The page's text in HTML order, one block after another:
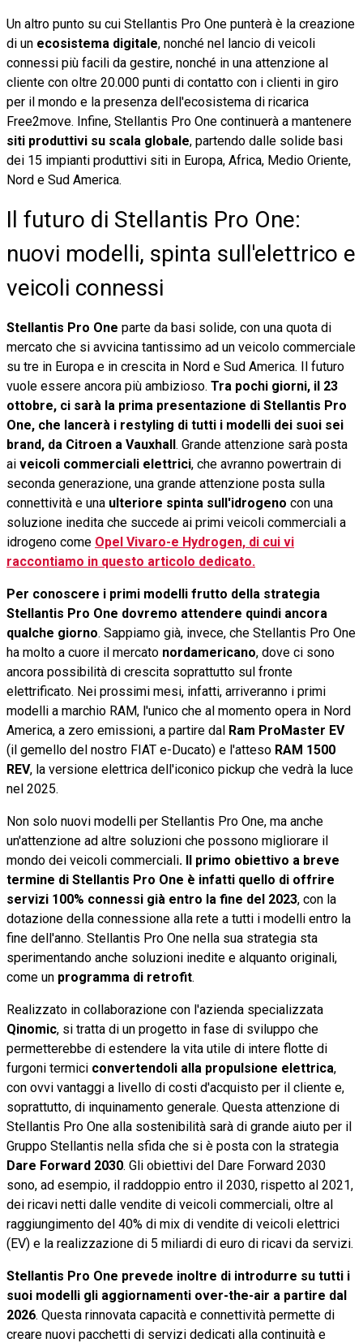
Un altro punto su cui Stellantis Pro One punterà è la creazione
di un ecosistema digitale, nonché nel lancio di veicoli
connessi più facili da gestire, nonché in una attenzione al
cliente con oltre 20.000 punti di contatto con i clienti in giro
per il mondo e la presenza dell'ecosistema di ricarica
Free2move. Infine, Stellantis Pro One continuerà a mantenere
siti produttivi su scala globale, partendo dalle solide basi
dei 15 impianti produttivi siti in Europa, Africa, Medio Oriente,
Nord e Sud America.
Il futuro di Stellantis Pro One:
nuovi modelli, spinta sull'elettrico e
veicoli connessi
Stellantis Pro One parte da basi solide, con una quota di
mercato che si avvicina tantissimo ad un veicolo commerciale
su tre in Europa e in crescita in Nord e Sud America. Il futuro
vuole essere ancora più ambizioso. Tra pochi giorni, il 23
ottobre, ci sarà la prima presentazione di Stellantis Pro
One, che lancerà i restyling di tutti i modelli dei suoi sei
brand, da Citroen a Vauxhall. Grande attenzione sarà posta
ai veicoli commerciali elettrici, che avranno powertrain di
seconda generazione, una grande attenzione posta sulla
connettività e una ulteriore spinta sull'idrogeno con una
soluzione inedita che succede ai primi veicoli commerciali a
idrogeno come Opel Vivaro-e Hydrogen, di cui vi
raccontiamo in questo articolo dedicato.
Per conoscere i primi modelli frutto della strategia
Stellantis Pro One dovremo attendere quindi ancora
qualche giorno. Sappiamo già, invece, che Stellantis Pro One
ha molto a cuore il mercato nordamericano, dove ci sono
ancora possibilità di crescita soprattutto sul fronte
elettrificato. Nei prossimi mesi, infatti, arriveranno i primi
modelli a marchio RAM, l'unico che al momento opera in Nord
America, a zero emissioni, a partire dal Ram ProMaster EV
(il gemello del nostro FIAT e-Ducato) e l'atteso RAM 1500
REV, la versione elettrica dell'iconico pickup che vedrà la luce
nel 2025.
Non solo nuovi modelli per Stellantis Pro One, ma anche
un'attenzione ad altre soluzioni che possono migliorare il
mondo dei veicoli commerciali. Il primo obiettivo a breve
termine di Stellantis Pro One è infatti quello di offrire
servizi 100% connessi già entro la fine del 2023, con la
dotazione della connessione alla rete a tutti i modelli entro la
fine dell'anno. Stellantis Pro One nella sua strategia sta
sperimentando anche soluzioni inedite e alquanto originali,
come un programma di retrofit.
Realizzato in collaborazione con l'azienda specializzata
Qinomic, si tratta di un progetto in fase di sviluppo che
permetterebbe di estendere la vita utile di intere flotte di
furgoni termici convertendoli alla propulsione elettrica,
con ovvi vantaggi a livello di costi d'acquisto per il cliente e,
soprattutto, di inquinamento generale. Questa attenzione di
Stellantis Pro One alla sostenibilità sarà di grande aiuto per il
Gruppo Stellantis nella sfida che si è posta con la strategia
Dare Forward 2030. Gli obiettivi del Dare Forward 2030
sono, ad esempio, il raddoppio entro il 2030, rispetto al 2021,
dei ricavi netti dalle vendite di veicoli commerciali, oltre al
raggiungimento del 40% di mix di vendite di veicoli elettrici
(EV) e la realizzazione di 5 miliardi di euro di ricavi da servizi.
Stellantis Pro One prevede inoltre di introdurre su tutti i
suoi modelli gli aggiornamenti over-the-air a partire dal
2026. Questa rinnovata capacità e connettività permette di
creare nuovi pacchetti di servizi dedicati alla continuità e